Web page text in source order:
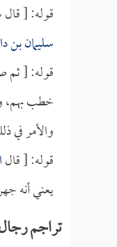
قوله: [ قال
سليمان بن
قوله: [ ثم
خطب بهم،
والأمر في
قوله: [ قال
يعني أنه
تراجم